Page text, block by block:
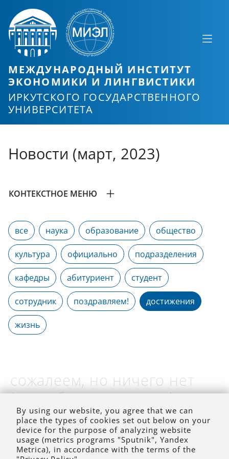
МЕЖДУНАРОДНЫЙ ИНСТИТУТ
ЭКОНОМИКИ И ЛИНГВИСТИКИ
ИРКУТСКОГО ГОСУДАРСТВЕННОГО
УНИВЕРСИТЕТА
Новости (март, 2023)
КОНТЕКСТНОЕ МЕНЮ
все наука образование общество
культура официально подразделения
кафедры абитуриент студент
сотрудник поздравляем! достижения
жизнь
сожалеем, но ничего нет
(на выбранное время)
By using our website, you agree that we can
place the types of cookies set out below on your
device for the purpose of analyzing website
usage (metrics programs "Sputnik", Yandex
Metrica), in accordance with the terms of the